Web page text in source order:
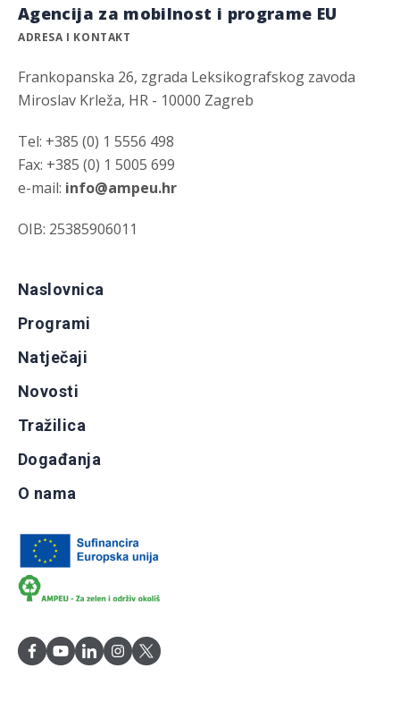
Agencija za mobilnost i programe EU
ADRESA I KONTAKT
Frankopanska 26, zgrada Leksikografskog zavoda
Miroslav Krleža, HR - 10000 Zagreb
Tel: +385 (0) 1 5556 498
Fax: +385 (0) 1 5005 699
e-mail: info@ampeu.hr
OIB: 25385906011
Naslovnica
Programi
Natječaji
Novosti
Tražilica
Događanja
O nama